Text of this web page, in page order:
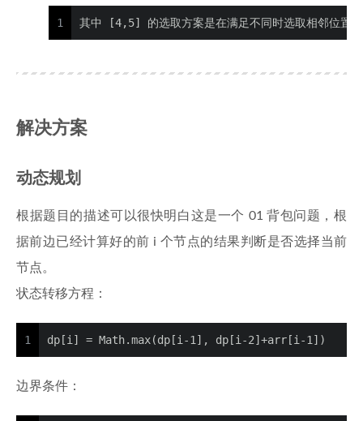
1 其中 [4,5] 的选取方案是在满足不同时选取相邻位置
解决方案
动态规划
根据题目的描述可以很快明白这是一个 01 背包问题，根
据前边已经计算好的前 i 个节点的结果判断是否选择当前
节点。
状态转移方程：
1 dp[i] = Math.max(dp[i-1], dp[i-2]+arr[i-1])
边界条件：